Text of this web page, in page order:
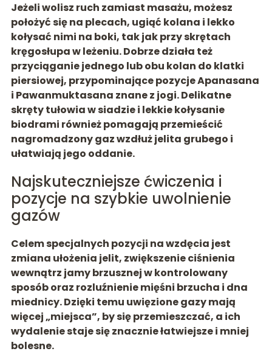
Jeżeli wolisz ruch zamiast masażu, możesz
położyć się na plecach, ugiąć kolana i lekko
kołysać nimi na boki, tak jak przy skrętach
kręgosłupa w leżeniu. Dobrze działa też
przyciąganie jednego lub obu kolan do klatki
piersiowej, przypominające pozycjeApanasana
i Pawanmuktasana znane z jogi. Delikatne
skręty tułowia w siadzie i lekkie kołysanie
biodrami również pomagają przemieścić
nagromadzony gaz wzdłuż jelita grubego i
ułatwiają jego oddanie.
Najskuteczniejsze ćwiczenia i
pozycje na szybkie uwolnienie
gazów
Celem specjalnych pozycji na wzdęcia jest
zmiana ułożenia jelit, zwiększenie ciśnienia
wewnątrz jamy brzusznej w kontrolowany
sposób oraz rozluźnienie mięśni brzucha i dna
miednicy. Dzięki temu uwięzione gazy mają
więcej „miejsca”, by się przemieszczać, a ich
wydalenie staje się znacznie łatwiejsze i mniej
bolesne.